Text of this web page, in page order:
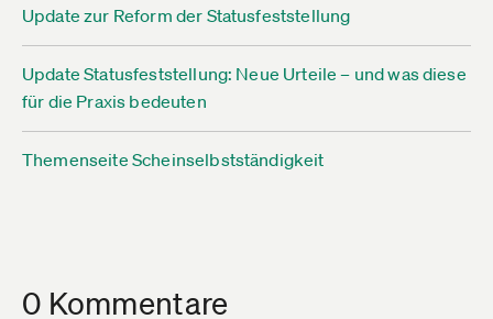
Update zur Reform der Statusfeststellung
Update Statusfeststellung: Neue Urteile – und was diese
für die Praxis bedeuten
Themenseite Scheinselbstständigkeit
0 Kommentare